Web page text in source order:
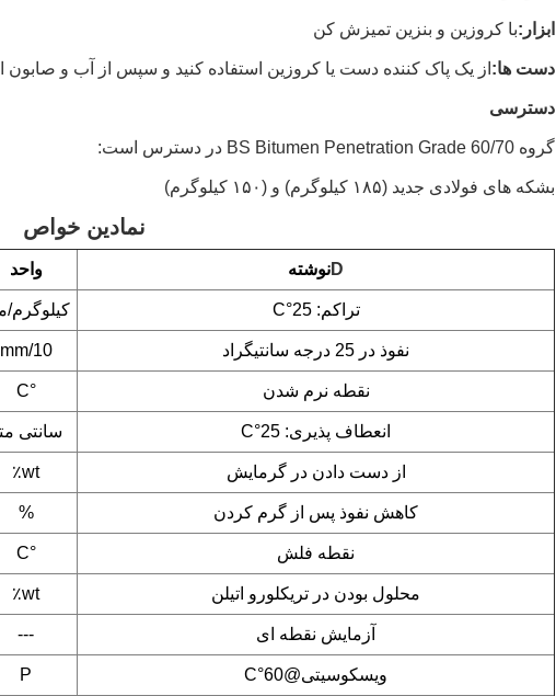
ابزار:با کروزین و بنزین تمیزش کن
دست ها: از یک پاک کننده دست یا کروزین استفاده کنید و سپس از آب و صابون
دسترسی
گروه BS Bitumen Penetration Grade 60/70 در دسترس است:
بشکه های فولادی جدید (۱۸۵ کیلوگرم) و (۱۵۰ کیلوگرم)
نمادین خواص
Dنوشته واحد
تراکم: 25°C کیلوگرم/
نفوذ در 25 درجه سانتیگراد mm/10
نقطه نرم شدن °C
انعطاف پذیری: 25°C سانتی
از دست دادن در گرمایش wt٪
کاهش نفوذ پس از گرم کردن %
نقطه فلش °C
محلول بودن در تریکلورو اتیلن wt٪
آزمایش نقطه ای ---
ویسکوسیتی@60°C P